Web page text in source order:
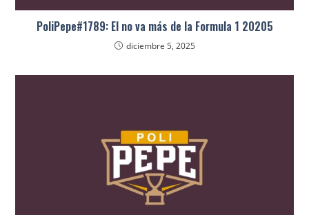
PoliPepe#1789: El no va más de la Formula 1 20205
diciembre 5, 2025